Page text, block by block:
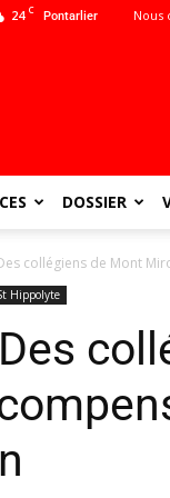
24 C Pontarlier Nous
DOSSIER
collégiens de Mont
Hippolyte